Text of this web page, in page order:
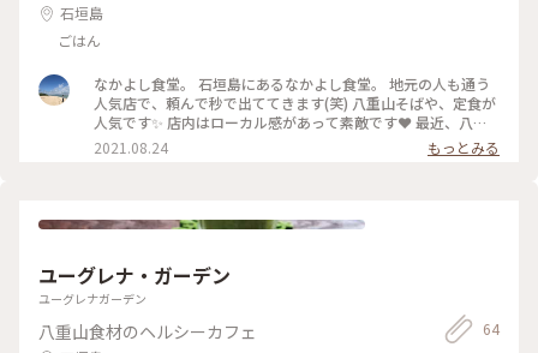
石垣島
ごはん
なかよし食堂。 石垣島にあるなかよし食堂。 地元の人も通う
人気店で、頼んで秒で出ててきます(笑) 八重山そばや、定食が
人気です✨ 店内はローカル感があって素敵です❤️ 最近、八重
山そばが食べたくて禁断症状気味。。。😑 沖縄本島、宮古
島、石垣島とそばの食べ比べもおもしろいです✨ #石垣島#グ
2021.08.24 もっとみる
ユーグレナ・ガーデン
ユーグレナガーデン
八重山食材のヘルシーカフェ 64